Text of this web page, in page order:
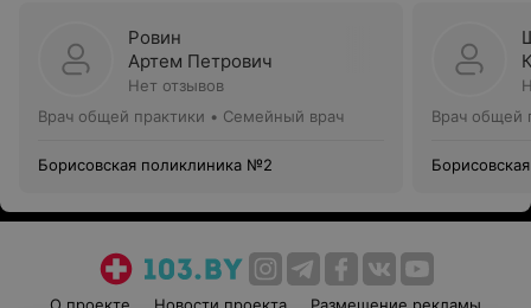
Ровин
Артем Петрович
Нет отзывов
Врач общей практики • Семейный врач
Борисовская поликлиника №2
Врач общей